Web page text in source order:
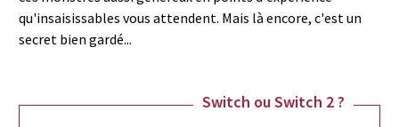
qu'insaisissables vous attendent. Mais là encore, c'est un
secret bien gardé...
Switch ou Switch 2 ?